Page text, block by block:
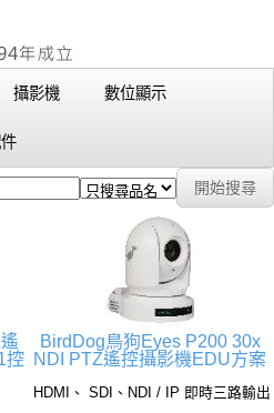
攝影機 數位顯示
控
BirdDog鳥狗Eyes P200 30x
NDI PTZ遙控攝影機EDU方案
HDMI、 SDI、NDI / IP 即時三路輸出